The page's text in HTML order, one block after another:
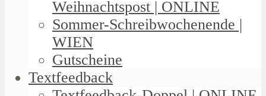
Weihnachtspost | ONLINE
Sommer-Schreibwochenende |
WIEN
Gutscheine
Textfeedback